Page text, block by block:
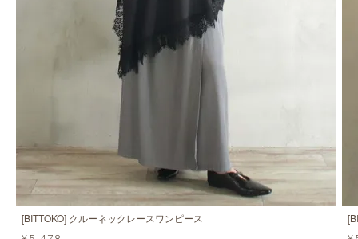
[BITTOKO] クルーネックレースワンピース